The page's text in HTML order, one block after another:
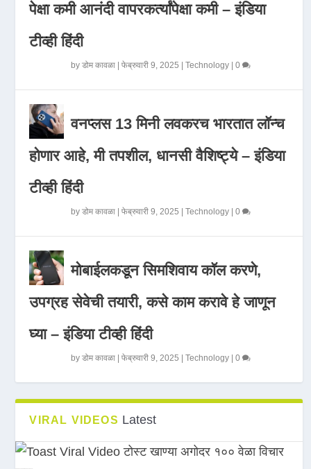
पेक्षा कमी आनंदी वापरकर्त्यांपेक्षा कमी – इंडिया
टीव्ही हिंदी
byडोम कावळा |फेब्रुवारी 9, 2025 |Technology |0
वनप्लस 13 मिनी लवकरच भारतात लॉन्च
होणार आहे, मी तपशील, धानसी वैशिष्ट्ये – इंडिया
टीव्ही हिंदी
byडोम कावळा |फेब्रुवारी 9, 2025 |Technology |0
मोबाईलकडून सिमशिवाय कॉल करणे,
उपग्रह सेवेची तयारी, कसे काम करावे हे जाणून
घ्या – इंडिया टीव्ही हिंदी
byडोम कावळा |फेब्रुवारी 9, 2025 |Technology |0
VIRAL VIDEOS Latest